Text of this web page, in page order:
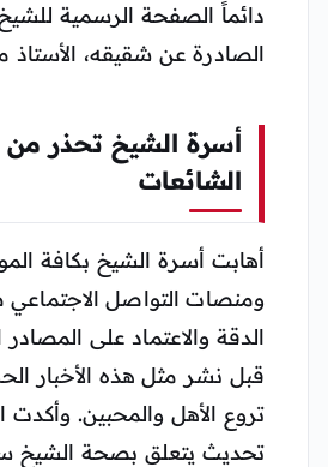
دائماً الصفحة الرسمية للشيخ
الصادرة عن شقيقه،
أسرة الشيخ تحذر من
الشائعات
أهابت أسرة الشيخ بكافة
ومنصات التواصل
الدقة والاعتماد على
قبل نشر مثل هذه الأخبار
تروع الأهل والمحبين. وأكدت
تحديث يتعلق بصحة الشيخ